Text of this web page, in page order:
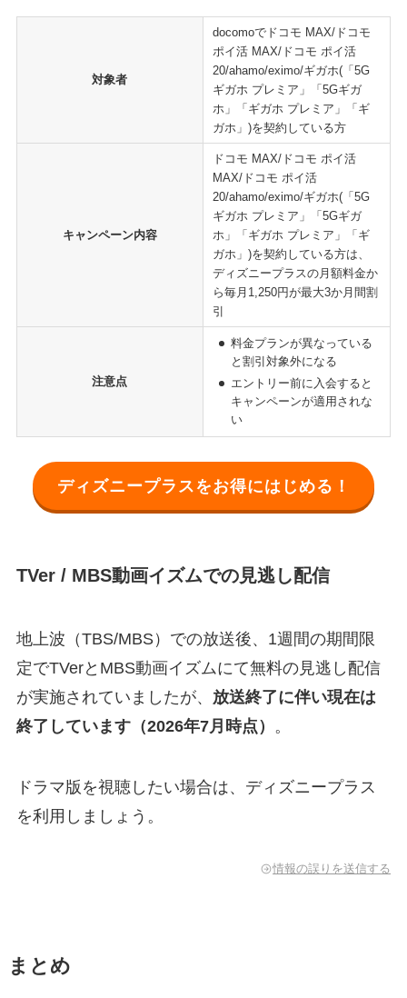
対象者
docomoでドコモ MAX/ドコモ
ポイ活 MAX/ドコモ ポイ活
20/ahamo/eximo/ギガホ(「5G
ギガホ プレミア」「5Gギガ
ホ」「ギガホ プレミア」「ギ
ガホ」)を契約している方
キャンペーン内容
ドコモ MAX/ドコモ ポイ活
MAX/ドコモ ポイ活
20/ahamo/eximo/ギガホ(「5G
ギガホ プレミア」「5Gギガ
ホ」「ギガホ プレミア」「ギ
ガホ」)を契約している方は、
ディズニープラスの月額料金か
ら毎月1,250円が最大3か月間割
引
注意点
料金プランが異なっている
と割引対象外になる
エントリー前に入会すると
キャンペーンが適用されな
い
ディズニープラスをお得にはじめる！
TVer / MBS動画イズムでの見逃し配信
地上波（TBS/MBS）での放送後、1週間の期間限
定でTVerとMBS動画イズムにて無料の見逃し配信
が実施されていましたが、 放送終了に伴い現在は
終了しています（2026年7月時点）
。
ドラマ版を視聴したい場合は、ディズニープラス
を利用しましょう。
情報の誤りを送信する
まとめ